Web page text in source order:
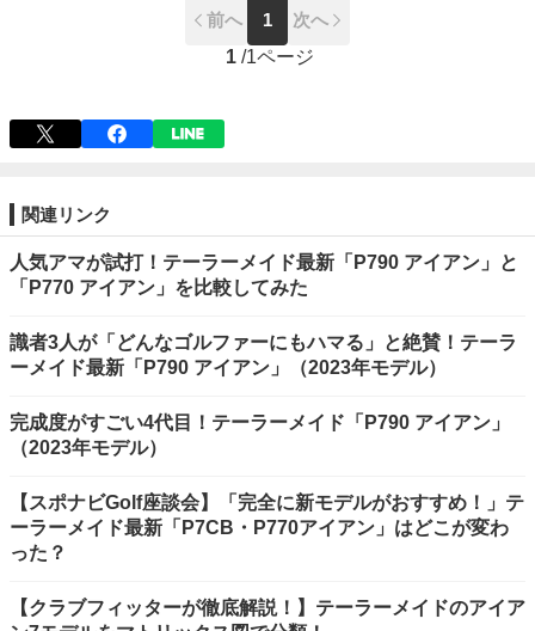
前へ 1
次へ
1 /1ページ
関連リンク
人気アマが試打！テーラーメイド最新「P790 アイアン」と
「P770 アイアン」を比較してみた
識者3人が「どんなゴルファーにもハマる」と絶賛！テーラ
ーメイド最新「P790 アイアン」（2023年モデル）
完成度がすごい4代目！テーラーメイド「P790 アイアン」
（2023年モデル）
【スポナビGolf座談会】「完全に新モデルがおすすめ！」テ
ーラーメイド最新「P7CB・P770アイアン」はどこが変わ
った？
【クラブフィッターが徹底解説！】テーラーメイドのアイア